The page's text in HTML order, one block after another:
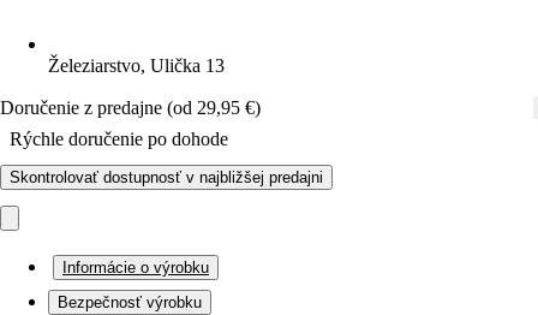
Železiarstvo, Ulička 13
Doručenie z predajne (od 29,95 €)
Rýchle doručenie po dohode
Skontrolovať dostupnosť v najbližšej predajni
Informácie o výrobku
Bezpečnosť výrobku